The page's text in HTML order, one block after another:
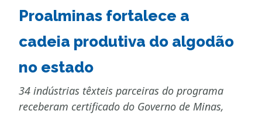
Proalminas fortalece a
cadeia produtiva do algodão
no estado
34 indústrias têxteis parceiras do programa
receberam certificado do Governo de Minas,